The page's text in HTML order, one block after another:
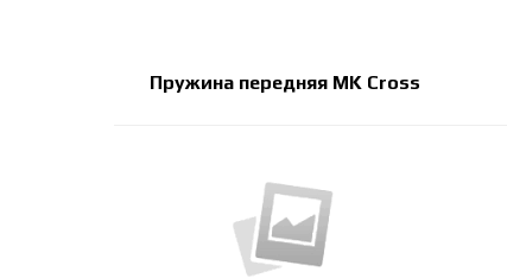
Пружина передняя MK Cross